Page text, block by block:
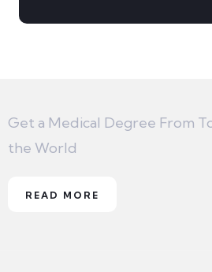
Get a Medical Degree From
the World
READ MORE